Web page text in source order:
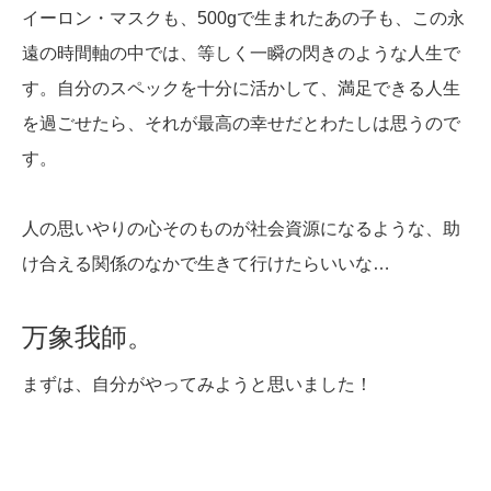
イーロン・マスクも、500gで生まれたあの子も、この永
遠の時間軸の中では、等しく一瞬の閃きのような人生で
す。自分のスペックを十分に活かして、満足できる人生
を過ごせたら、それが最高の幸せだとわたしは思うので
す。
人の思いやりの心そのものが社会資源になるような、助
け合える関係のなかで生きて行けたらいいな…
万象我師。
まずは、自分がやってみようと思いました！